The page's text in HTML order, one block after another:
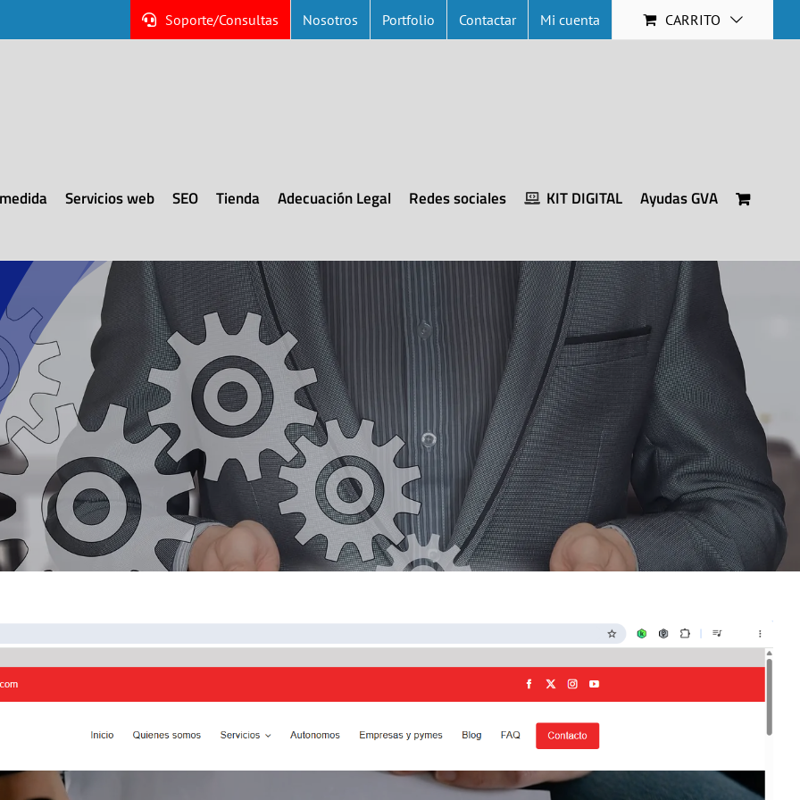
Soporte/Consultas Nosotros Portfolio Contactar Mi cuenta CARRITO
Servicios web SEO Tienda Adecuación Legal Redes sociales KIT DIGITAL Ayudas GVA